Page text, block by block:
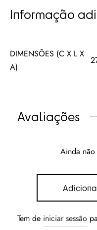
Informação
DIMENSÕES (C X L X
A)
Avaliações
Ainda não
Tem de iniciar sessão